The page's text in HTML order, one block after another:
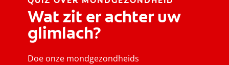
Wat zit er achter uw
glimlach?
Doe onze mondgezondheids